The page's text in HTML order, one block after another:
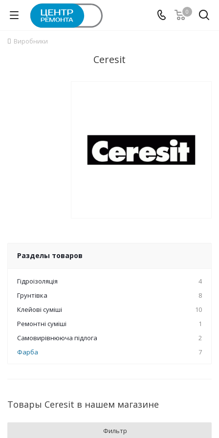
0
Виробники
Ceresit
Разделы товаров
Гідроізоляція
4
Грунтівка
8
Клейові суміші
10
Ремонтні суміші
1
Самовирівнююча підлога
2
Фарба
7
Товары Ceresit в нашем магазине
Фильтр